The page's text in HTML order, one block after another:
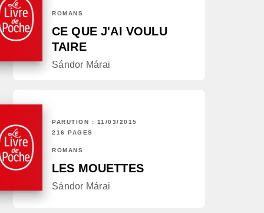
ROMANS
CE QUE J'AI VOULU
TAIRE
Sándor Márai
PARUTION : 11/03/2015
216 PAGES
ROMANS
LES MOUETTES
Sándor Márai